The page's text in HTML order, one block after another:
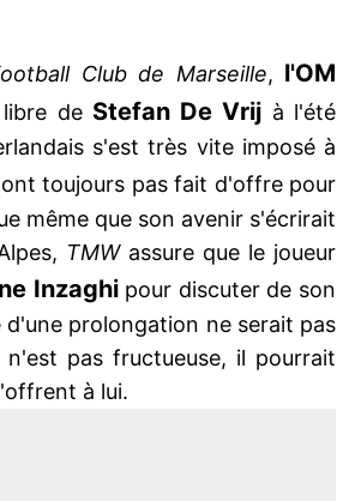
Club de Marseille, l'OM
de Stefan De Vrij à l'été
s'est très vite imposé à
toujours pas fait d'offre pour
même que son avenir s'écrirait
TMWassure que le joueur
Inzaghipour discuter de son
prolongation ne serait pas
pas fructueuse, il pourrait
à lui.